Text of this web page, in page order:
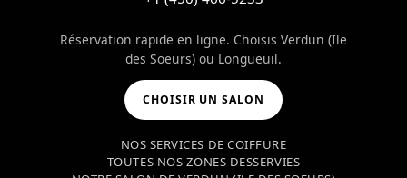
Réservation rapide en ligne. Choisis Verdun (Ile
des Soeurs) ou Longueuil.
CHOISIR UN SALON
NOS SERVICES DE COIFFURE
TOUTES NOS ZONES DESSERVIES